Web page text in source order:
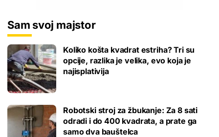
Sam svoj majstor
Koliko košta kvadrat estriha? Tri su
opcije, razlika je velika, evo koja je
najisplativija
Robotski stroj za žbukanje: Za 8 sati
odradi i do 400 kvadrata, a prate ga
samo dva bauštelca